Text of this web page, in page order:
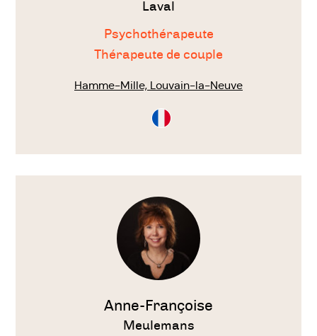
Laval
Psychothérapeute
Thérapeute de couple
Hamme-Mille, Louvain-la-Neuve
Consultation
en
Voir
Anne-Françoise
Meulemans